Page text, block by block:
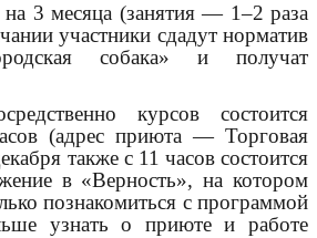
3 месяца (занятия — 1–2 раза
участники сдадут норматив
собака» и получат
курсов состоится
(адрес приюта — Торговая
также с 11 часов состоится
в «Верность», на котором
познакомиться с программой
узнать о приюте и работе